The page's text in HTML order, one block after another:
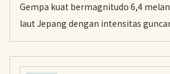
Gempa kuat bermagnitudo 6,4
laut Jepang dengan intensitas
skala 5 lemah. Badan Meteorologi
tidak ada ancaman tsunami akibat